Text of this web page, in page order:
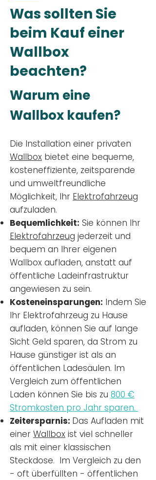
Was sollten Sie
beim Kauf einer
Wallbox
beachten?
Warum eine
Wallbox kaufen?
Die Installation einer privaten
Wallbox bietet eine bequeme,
kosteneffiziente, zeitsparende
und umweltfreundliche
Möglichkeit, Ihr Elektrofahrzeug
aufzuladen.
Bequemlichkeit: Sie können Ihr
Elektrofahrzeug jederzeit und
bequem an Ihrer eigenen
Wallbox aufladen, anstatt auf
öffentliche Ladeinfrastruktur
angewiesen zu sein.
Kosteneinsparungen: Indem Sie
Ihr Elektrofahrzeug zu Hause
aufladen, können Sie auf lange
Sicht Geld sparen, da Strom zu
Hause günstiger ist als an
öffentlichen Ladesäulen. Im
Vergleich zum öffentlichen
Laden können Sie bis zu 800 €
Stromkosten pro Jahr sparen.
Zeitersparnis: Das Aufladen mit
einer Wallbox ist viel schneller
als mit einer klassischen
Steckdose. Im Vergleich zu den
- oft überfüllten - öffentlichen